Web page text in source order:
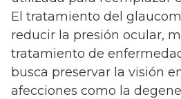
El tratamiento del
reducir la presión ocular,
tratamiento de
busca preservar la visión
afecciones como la